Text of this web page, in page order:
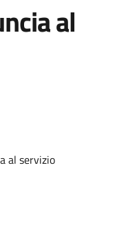
al
al servizio